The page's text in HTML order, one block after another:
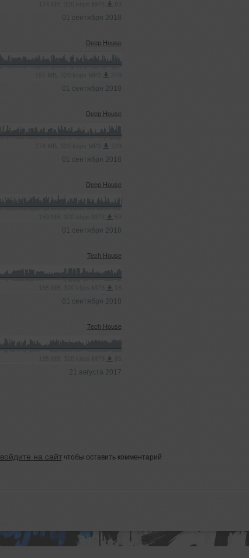
01 сентября 2018
Deep House
01 сентября 2018
Deep House
01 сентября 2018
Deep House
01 сентября 2018
Tech House
01 сентября 2018
Tech House
21 августа 2017
войдите на сайтчтобы оставить комментарий